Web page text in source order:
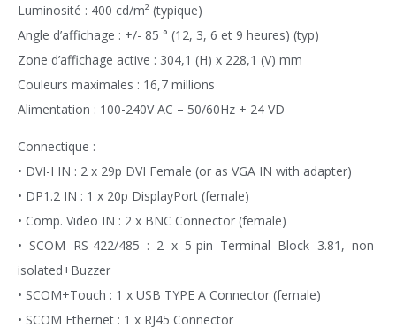
Luminosité : 400 cd/m² (typique)
Angle d’affichage : +/- 85 ° (12, 3, 6 et 9 heures) (typ)
Zone d’affichage active : 304,1 (H) x 228,1 (V) mm
Couleurs maximales : 16,7 millions
Alimentation : 100-240V AC – 50/60Hz + 24 VD
Connectique :
• DVI-I IN : 2 x 29p DVI Female (or as VGA IN with adapter)
• DP1.2 IN : 1 x 20p DisplayPort (female)
• Comp. Video IN : 2 x BNC Connector (female)
• SCOM RS-422/485 : 2 x 5-pin Terminal Block 3.81, non-
isolated+Buzzer
• SCOM+Touch : 1 x USB TYPE A Connector (female)
• SCOM Ethernet : 1 x RJ45 Connector